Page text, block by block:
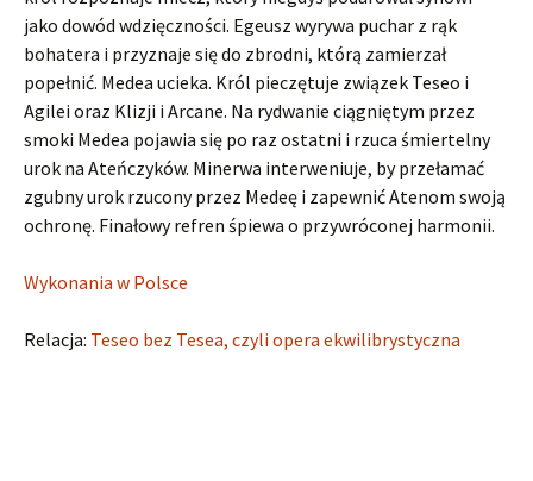
jako dowód wdzięczności. Egeusz wyrywa puchar z rąk
bohatera i przyznaje się do zbrodni, którą zamierzał
popełnić. Medea ucieka. Król pieczętuje związek Teseo i
Agilei oraz Klizji i Arcane. Na rydwanie ciągniętym przez
smoki Medea pojawia się po raz ostatni i rzuca śmiertelny
urok na Ateńczyków. Minerwa interweniuje, by przełamać
zgubny urok rzucony przez Medeę i zapewnić Atenom swoją
ochronę. Finałowy refren śpiewa o przywróconej harmonii.
Wykonania w Polsce
Relacja: Teseo bez Tesea, czyli opera ekwilibrystyczna